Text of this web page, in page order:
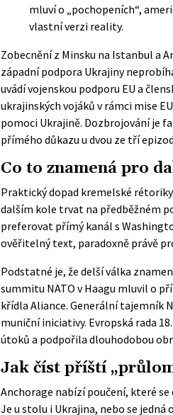
mluví o „pochopeních“,
vlastní verzi reality.
Zobecnění z Minsku na Istanbul a
západní podpora Ukrajiny
uvádí vojenskou podporu EU a
ukrajinských vojáků v rámci mise
pomoci Ukrajině. Dozbrojování je
přímého důkazu u dvou ze tří
Co to znamená pro
Praktický dopad kremelské
dalším kole trvat na předběžném
preferovat přímý kanál s
ověřitelný text, paradoxně právě
Podstatné je, že delší válka
summitu NATO v Haagu mluvil o
křídla Aliance. Generální tajemník
muniční iniciativy. Evropská rada
útoků a podpořila dlouhodobou
Jak číst příští
Anchorage nabízí poučení, které
Je u stolu i Ukrajina, nebo se jedná